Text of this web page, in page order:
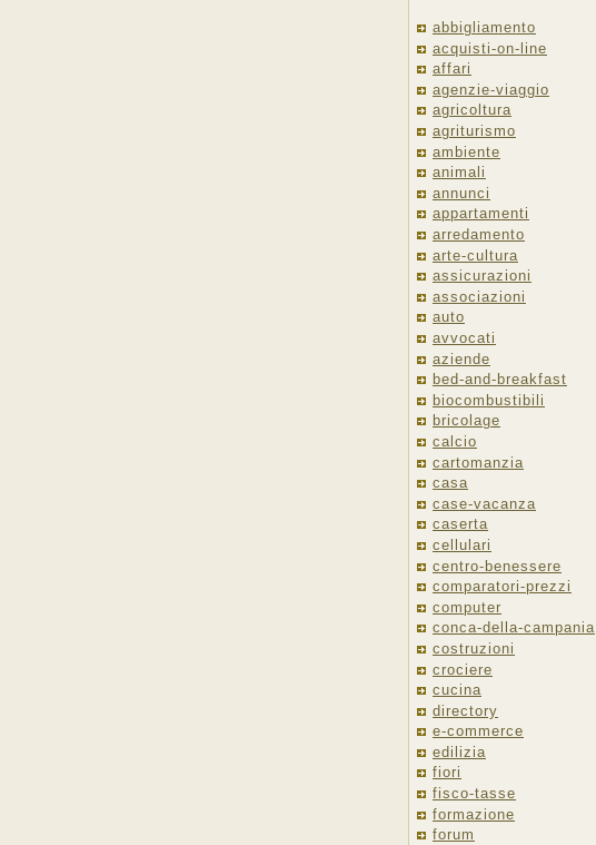
abbigliamento
acquisti-on-line
affari
agenzie-viaggio
agricoltura
agriturismo
ambiente
animali
annunci
appartamenti
arredamento
arte-cultura
assicurazioni
associazioni
auto
avvocati
aziende
bed-and-breakfast
biocombustibili
bricolage
calcio
cartomanzia
casa
case-vacanza
caserta
cellulari
centro-benessere
comparatori-prezzi
computer
conca-della-campania
costruzioni
crociere
cucina
directory
e-commerce
edilizia
fiori
fisco-tasse
formazione
forum